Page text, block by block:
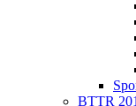
BTTR